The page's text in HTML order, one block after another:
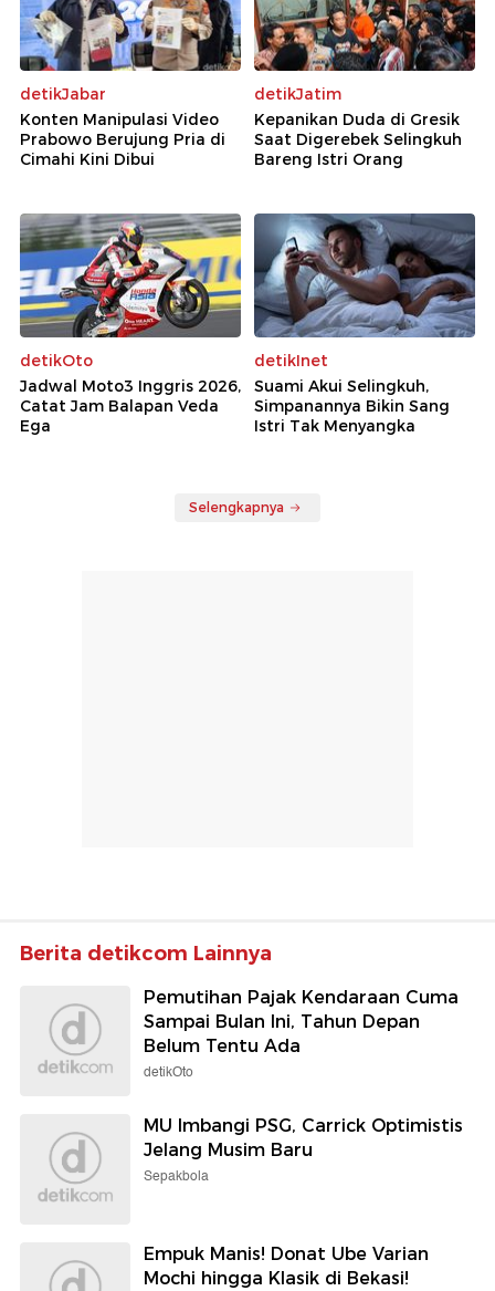
detikJabar
Konten Manipulasi Video
Prabowo Berujung Pria di
Cimahi Kini Dibui
detikJatim
Kepanikan Duda di Gresik
Saat Digerebek Selingkuh
Bareng Istri Orang
detikOto
Jadwal Moto3 Inggris 2026,
Catat Jam Balapan Veda
Ega
detikInet
Suami Akui Selingkuh,
Simpanannya Bikin Sang
Istri Tak Menyangka
Selengkapnya
Berita detikcom Lainnya
Pemutihan Pajak Kendaraan Cuma
Sampai Bulan Ini, Tahun Depan
Belum Tentu Ada
detikOto
MU Imbangi PSG, Carrick Optimistis
Jelang Musim Baru
Sepakbola
Empuk Manis! Donat Ube Varian
Mochi hingga Klasik di Bekasi!